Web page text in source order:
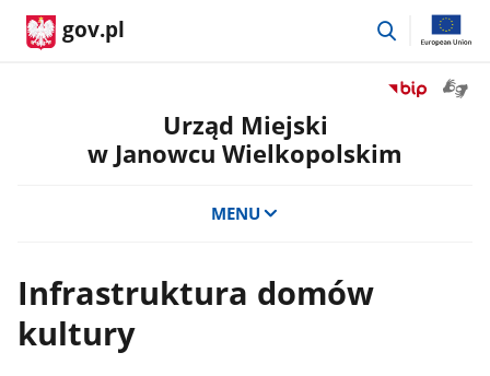
gov.pl
przejdź
Przejdź
Biuletyn
Urząd Miejski
w Janowcu Wielkopolskim
MENU
Infrastruktura domów
kultury